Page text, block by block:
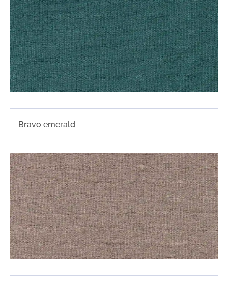
Bravo emerald